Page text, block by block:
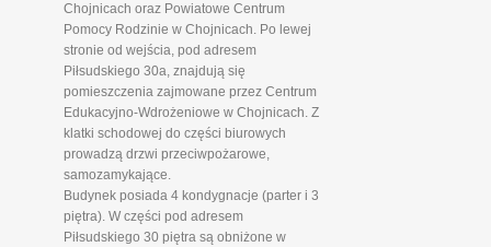
Chojnicach oraz Powiatowe Centrum
Pomocy Rodzinie w Chojnicach. Po lewej
stronie od wejścia, pod adresem
Piłsudskiego 30a, znajdują się
pomieszczenia zajmowane przez Centrum
Edukacyjno-Wdrożeniowe w Chojnicach. Z
klatki schodowej do części biurowych
prowadzą drzwi przeciwpożarowe,
samozamykające.
Budynek posiada 4 kondygnacje (parter i 3
piętra). W części pod adresem
Piłsudskiego 30 piętra są obniżone w